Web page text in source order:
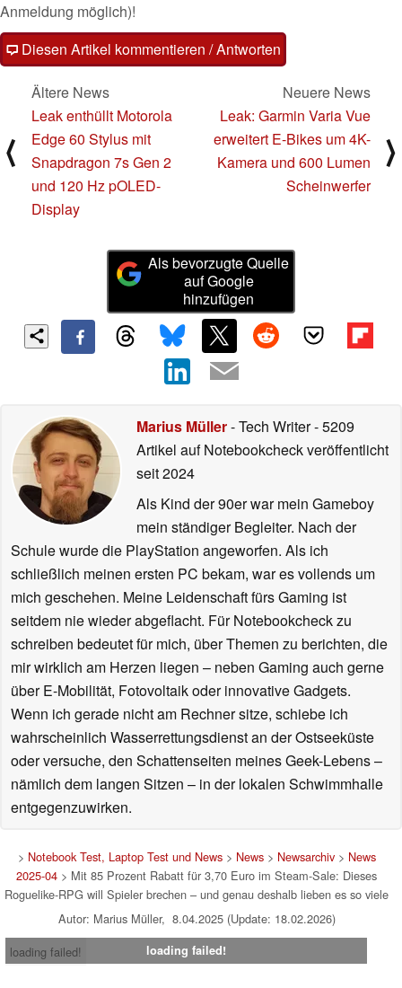
Anmeldung möglich)!
Diesen Artikel kommentieren / Antworten
⟨
Ältere News
Leak enthüllt Motorola
Edge 60 Stylus mit
Snapdragon 7s Gen 2
und 120 Hz pOLED-
Display
Neuere News
Leak: Garmin Varia Vue
erweitert E-Bikes um 4K-
Kamera und 600 Lumen
Scheinwerfer
⟩
Als bevorzugte Quelle
auf Google
hinzufügen
Marius Müller- Tech Writer- 5209
Artikel auf Notebookcheck veröffentlicht
seit 2024
Als Kind der 90er war mein Gameboy
mein ständiger Begleiter. Nach der
Schule wurde die PlayStation angeworfen. Als ich
schließlich meinen ersten PC bekam, war es vollends um
mich geschehen. Meine Leidenschaft fürs Gaming ist
seitdem nie wieder abgeflacht. Für Notebookcheck zu
schreiben bedeutet für mich, über Themen zu berichten, die
mir wirklich am Herzen liegen – neben Gaming auch gerne
über E-Mobilität, Fotovoltaik oder innovative Gadgets.
Wenn ich gerade nicht am Rechner sitze, schiebe ich
wahrscheinlich Wasserrettungsdienst an der Ostseeküste
oder versuche, den Schattenseiten meines Geek-Lebens –
nämlich dem langen Sitzen – in der lokalen Schwimmhalle
entgegenzuwirken.
> Notebook Test, Laptop Test und News> News> Newsarchiv> News
2025-04 > Mit 85 Prozent Rabatt für 3,70 Euro im Steam-Sale: Dieses
Roguelike-RPG will Spieler brechen – und genau deshalb lieben es so viele
Autor: Marius Müller, 8.04.2025 (Update: 18.02.2026)
loading failed!
loading failed!